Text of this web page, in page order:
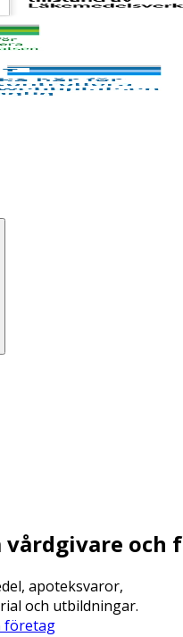
vårdgivare och
apoteksvaror,
och utbildningar.
företag